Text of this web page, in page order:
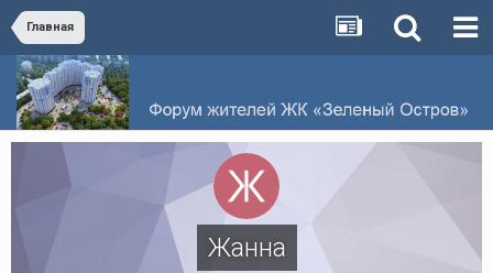
Главная
Жанна